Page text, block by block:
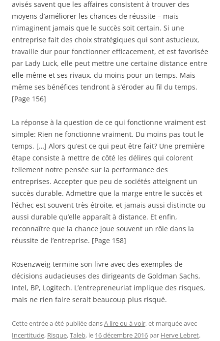
avisés savent que les affaires consistent à trouver des
moyens d’améliorer les chances de réussite – mais
n’imaginent jamais que le succès soit certain. Si une
entreprise fait des choix stratégiques qui sont astucieux,
travaille dur pour fonctionner efficacement, et est favorisée
par Lady Luck, elle peut mettre une certaine distance entre
elle-même et ses rivaux, du moins pour un temps. Mais
même ses bénéfices tendront à s’éroder au fil du temps.
[Page 156]
La réponse à la question de ce qui fonctionne vraiment est
simple: Rien ne fonctionne vraiment. Du moins pas tout le
temps. […] Alors qu’est ce qui peut être fait? Une première
étape consiste à mettre de côté les délires qui colorent
tellement notre pensée sur la performance des
entreprises. Accepter que peu de sociétés atteignent un
succès durable. Admettre que la marge entre le succès et
l’échec est souvent très étroite, et jamais aussi distincte ou
aussi durable qu’elle apparaît à distance. Et enfin,
reconnaître que la chance joue souvent un rôle dans la
réussite de l’entreprise. [Page 158]
Rosenzweig termine son livre avec des exemples de
décisions audacieuses des dirigeants de Goldman Sachs,
Intel, BP, Logitech. L’entrepreneuriat implique des risques,
mais ne rien faire serait beaucoup plus risqué.
Cette entrée a été publiée dansA lire ou à voir, et marquée avec
Incertitude, Risque,Taleb, le 16 décembre 2016 par Herve Lebret.